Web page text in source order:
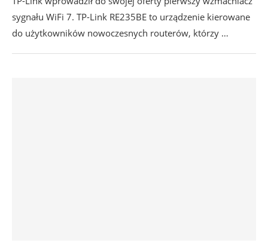
sygnału WiFi 7. TP-Link RE235BE to urządzenie kierowane
do użytkowników nowoczesnych routerów, którzy …